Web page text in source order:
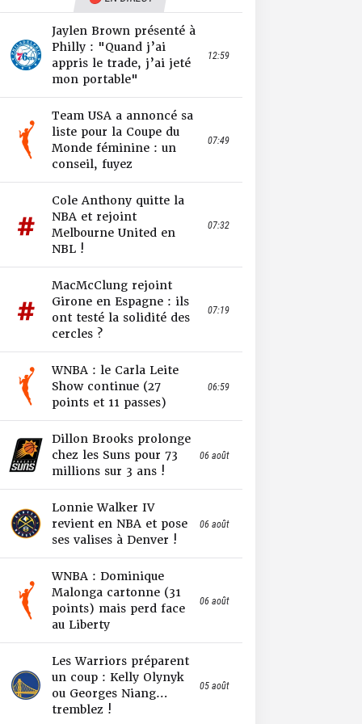
Jaylen Brown présenté à
Philly : "Quand j’ai
appris le trade, j’ai jeté
mon portable"
12:59
Team USA a annoncé sa
liste pour la Coupe du
Monde féminine : un
conseil, fuyez
07:49
Cole Anthony quitte la
NBA et rejoint
Melbourne United en
NBL !
07:32
MacMcClung rejoint
Girone en Espagne : ils
ont testé la solidité des
cercles ?
07:19
WNBA : le Carla Leite
Show continue (27
points et 11 passes)
06:59
Dillon Brooks prolonge
chez les Suns pour 73
millions sur 3 ans !
06 août
Lonnie Walker IV
revient en NBA et pose
ses valises à Denver !
06 août
WNBA : Dominique
Malonga cartonne (31
points) mais perd face
au Liberty
06 août
Les Warriors préparent
un coup : Kelly Olynyk
ou Georges Niang…
tremblez !
05 août